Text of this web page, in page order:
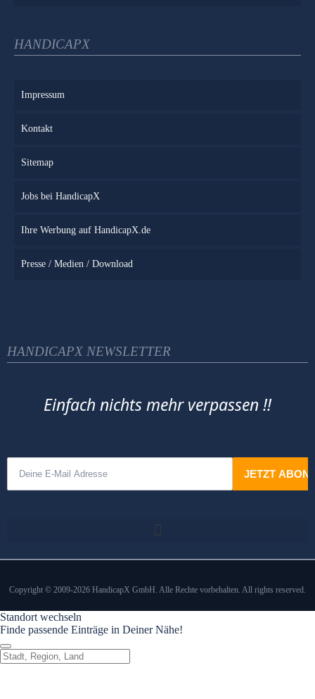
HANDICAPX
Impressum
Kontakt
Sitemap
Jobs bei HandicapX
Ihre Werbung auf HandicapX.de
Presse / Medien / Download
HANDICAPX NEWSLETTER
Einfach nichts mehr verpassen !!
Copyright © 2009-2026 HandicapX GmbH. Alle Rechte vorbehalten. All rights reserved.
Standort wechseln
Finde passende Einträge in Deiner Nähe!
Standort wechseln